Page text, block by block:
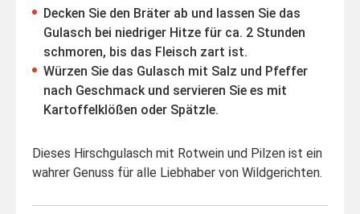
Decken Sie den Bräter ab und lassen Sie das
Gulasch bei niedriger Hitze für ca. 2 Stunden
schmoren, bis das Fleisch zart ist.
Würzen Sie das Gulasch mit Salz und Pfeffer
nach Geschmack und servieren Sie es mit
Kartoffelklößen oder Spätzle.
Dieses Hirschgulasch mit Rotwein und Pilzen ist ein
wahrer Genuss für alle Liebhaber von Wildgerichten.